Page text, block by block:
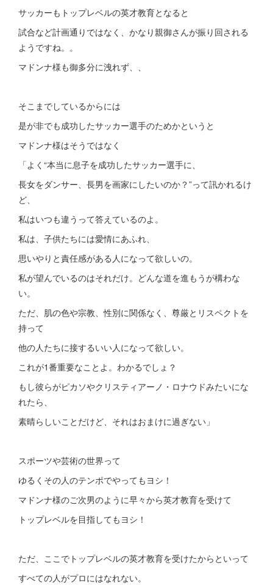
サッカーもトップレベルの英才教育となると
試合など計画通りではなく、かなり親御さんが振り回される
ようですね。。
マドンナ様も御多分に洩れず、、
そこまでしているからには
是が非でも成功したサッカー選手のためかというと
マドンナ様はそうではなく
「よく“本当に息子を成功したサッカー選手に、
長女をダンサー、長男を画家にしたいのか？”って訊かれるけ
ど、
私はいつも違うって答えているのよ。
私は、子供たちには愛情にあふれ、
思いやりと責任感がある人になって欲しいの。
私が望んでいるのはそれだけ。どんな道を進もうが構わな
い。
ただ、肌の色や宗教、性別に関係なく、尊厳とリスペクトを
持って
他の人たちに接するいい人になって欲しい。
これが1番重要なことよ。わかるでしょ？
もし彼らがピカソやクリスティアーノ・ロナウドみたいにな
れたら、
素晴らしいことだけど、それはおまけに過ぎない」
スポーツや芸術の世界って
ゆるくその人のテンポでやってもヨシ！
マドンナ様のご次男のように早々から英才教育を受けて
トップレベルを目指してもヨシ！
ただ、ここでトップレベルの英才教育を受けたからといって
すべての人がプロにはなれない。